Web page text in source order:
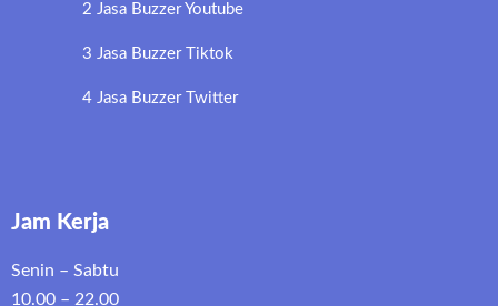
2 Jasa Buzzer Youtube
3 Jasa Buzzer Tiktok
4 Jasa Buzzer Twitter
Jam Kerja
Senin – Sabtu
10.00 – 22.00